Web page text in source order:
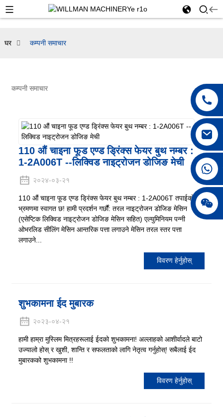
+८६ १८०४२२९७८९०
घर कम्पनी समाचार
कम्पनी समाचार
110 औं चाइना फूड एण्ड ड्रिंक्स फेयर बुथ नम्बर :
1-2A006T --लिक्विड नाइट्रोजन डोजिङ मेची
२०२४-०३-२१
110 औं चाइना फूड एण्ड ड्रिंक्स फेयर बुथ नम्बर : 1-2A006T तपाईको
भ्रमणमा स्वागत छ! हामी प्रदर्शन गर्छौं: तरल नाइट्रोजन डोजिङ मेसिन
(एसेप्टिक लिक्विड नाइट्रोजन डोजिङ मेसिन सहित) एल्युमिनियम पन्नी
ओभरलिड सीलिंग मेसिन आन्तरिक पत्ता लगाउने मेसिन तरल स्तर पत्ता
लगाउने...
विवरण हेर्नुहोस्
शुभकामना ईद मुबारक
२०२३-०४-२१
हामी हाम्रा मुस्लिम मित्रहरूलाई ईदको शुभकामना! अल्लाहको आशीर्वादले बाटो
उज्यालो होस् र खुशी, शान्ति र सफलताको लागि नेतृत्व गर्नुहोस्! सबैलाई ईद
मुबारकको शुभकामना !!
विवरण हेर्नुहोस्